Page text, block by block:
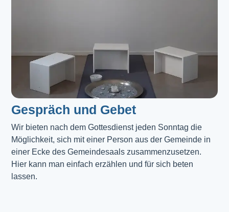
Gespräch und Gebet
Wir bieten nach dem Gottesdienst jeden Sonntag die
Möglichkeit, sich mit einer Person aus der Gemeinde in
einer Ecke des Gemeindesaals zusammenzusetzen.
Hier kann man einfach erzählen und für sich beten
lassen.